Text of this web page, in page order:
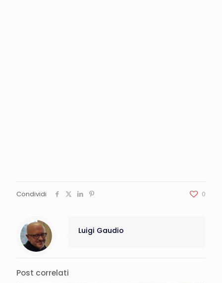
Condividi 0
Luigi Gaudio
Post correlati